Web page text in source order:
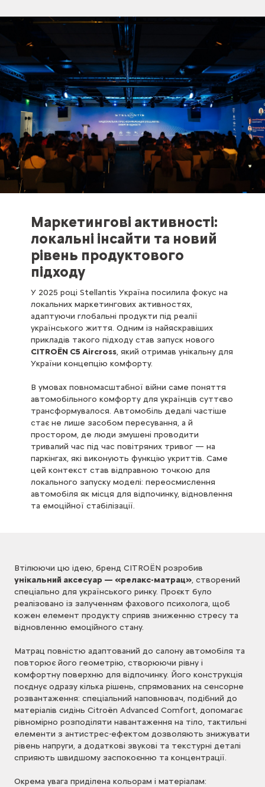
Маркетингові активності:
локальні інсайти та новий
рівень продуктового
підходу
У 2025 році Stellantis Україна посилила фокус на
локальних маркетингових активностях,
адаптуючи глобальні продукти під реалії
українського життя. Одним із найяскравіших
прикладів такого підходу став запуск нового
CITROËN C5 Aircross, який отримав унікальну для
України концепцію комфорту.
В умовах повномасштабної війни саме поняття
автомобільного комфорту для українців суттєво
трансформувалося. Автомобіль дедалі частіше
стає не лише засобом пересування, а й
простором, де люди змушені проводити
тривалий час під час повітряних тривог — на
паркінгах, які виконують функцію укриттів. Саме
цей контекст став відправною точкою для
локального запуску моделі: переосмислення
автомобіля як місця для відпочинку, відновлення
та емоційної стабілізації.
Втілюючи цю ідею, бренд CITROËN розробив
унікальний аксесуар — «релакс-матрац», створений
спеціально для українського ринку. Проєкт було
реалізовано із залученням фахового психолога, щоб
кожен елемент продукту сприяв зниженню стресу та
відновленню емоційного стану.
Матрац повністю адаптований до салону автомобіля та
повторює його геометрію, створюючи рівну і
комфортну поверхню для відпочинку. Його конструкція
поєднує одразу кілька рішень, спрямованих на сенсорне
розвантаження: спеціальний наповнювач, подібний до
матеріалів сидінь Citroën Advanced Comfort, допомагає
рівномірно розподіляти навантаження на тіло, тактильні
елементи з антистрес-ефектом дозволяють знижувати
рівень напруги, а додаткові звукові та текстурні деталі
сприяють швидшому заспокоєнню та концентрації.
Окрема увага приділена кольорам і матеріалам: